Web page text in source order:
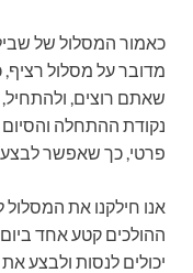
מדובר על מסלול
שאתם רוצים, ולהתחיל,
נקודת ההתחלה
פרטי, כך שאפשר לבצע
ההולכים קטע אחד ביום
יכולים לנסות ולבצע את